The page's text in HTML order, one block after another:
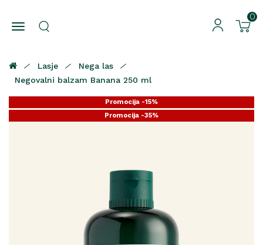
0
Lasje
Nega las
Negovalni balzam Banana 250 ml
Promocija -15%
Promocija -25%
Promocija -35%